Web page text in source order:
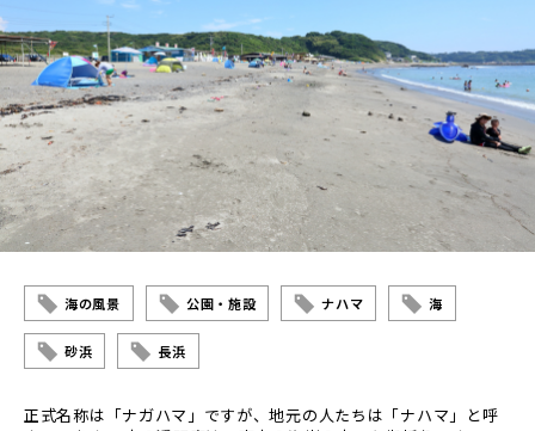
海の風景 公園・施設 ナハマ 海
砂浜 長浜
正式名称は「ナガハマ」ですが、地元の人たちは「ナハマ」と呼